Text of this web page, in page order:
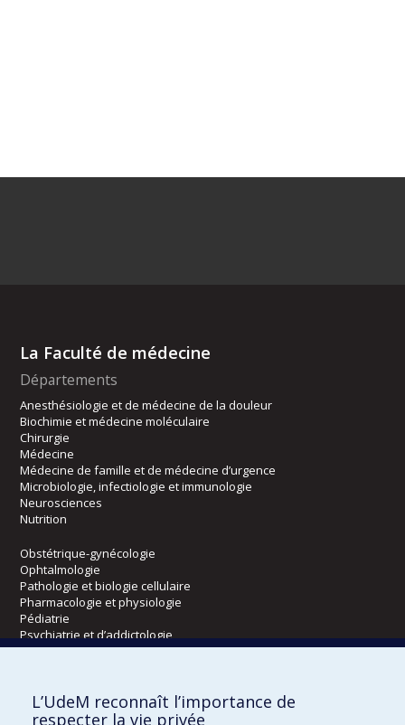
La Faculté de médecine
Départements
Anesthésiologie et de médecine de la douleur
Biochimie et médecine moléculaire
Chirurgie
Médecine
Médecine de famille et de médecine d’urgence
Microbiologie, infectiologie et immunologie
Neurosciences
Nutrition
Obstétrique-gynécologie
Ophtalmologie
Pathologie et biologie cellulaire
Pharmacologie et physiologie
Pédiatrie
Psychiatrie et d’addictologie
Radiologie, radio-oncologie et médecine nucléaire
Écoles
L’UdeM reconnaît l’importance de
respecter la vie privée